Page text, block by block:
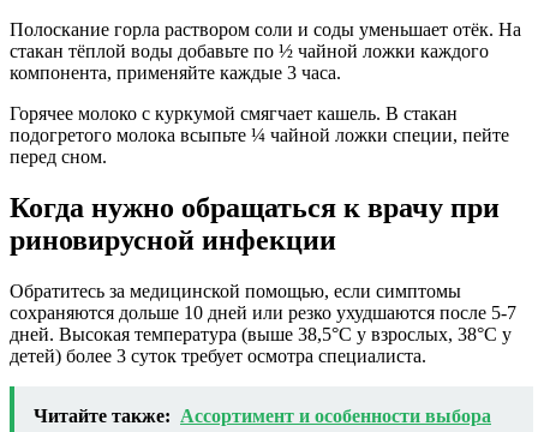
Полоскание горла раствором соли и соды уменьшает отёк. На
стакан тёплой воды добавьте по ½ чайной ложки каждого
компонента, применяйте каждые 3 часа.
Горячее молоко с куркумой смягчает кашель. В стакан
подогретого молока всыпьте ¼ чайной ложки специи, пейте
перед сном.
Когда нужно обращаться к врачу при
риновирусной инфекции
Обратитесь за медицинской помощью, если симптомы
сохраняются дольше 10 дней или резко ухудшаются после 5-7
дней. Высокая температура (выше 38,5°C у взрослых, 38°C у
детей) более 3 суток требует осмотра специалиста.
Читайте также: Ассортимент и особенности выбора